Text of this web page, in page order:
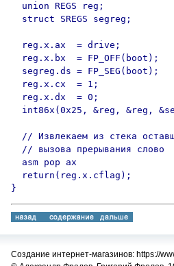
  union REGS reg;
  struct SREGS segreg;
  reg.x.ax  = drive;
  reg.x.bx  = FP_OFF(boot);
  segreg.ds = FP_SEG(boot);
  reg.x.cx  = 1;
  reg.x.dx  = 0;
int86x(0x25, &reg, &reg,
// Извлекаем из стека
  // вызова прерывания слово
  asm pop ax
  return(reg.x.cflag);
}
Создание интернет-магазинов: https://